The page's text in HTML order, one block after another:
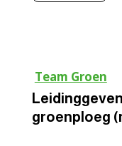
Team Groen
groenploeg